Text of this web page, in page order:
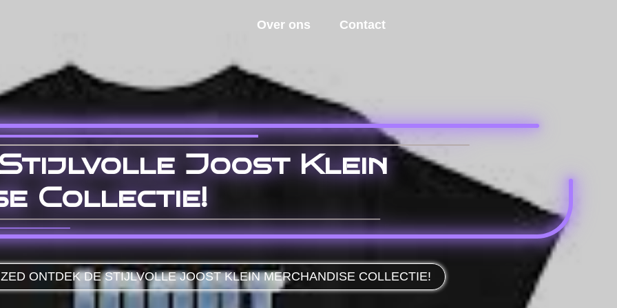
Over ons Contact
Stijlvolle Joost Klein
Collectie!
ONTDEK DE STIJLVOLLE JOOST KLEIN MERCHANDISE COLLECTIE!